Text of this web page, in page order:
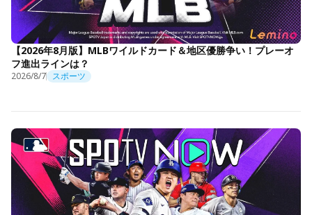
【2026年8月版】MLBワイルドカード＆地区優勝争い！プレーオ
フ進出ラインは？
2026/8/7 スポーツ